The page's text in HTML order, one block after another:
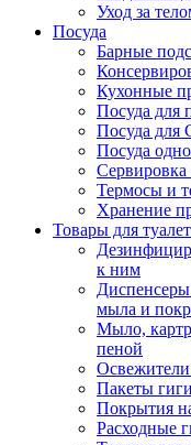
Уход за
Посуда
Барные
Кухонные
Посуда для
Посуда для
Посуда
Сервировка
Термосы и
Хранение
Товары для
к ним
Диспенсеры
мыла и
Мыло,
пеной
Пакеты
Покрытия
Расходные